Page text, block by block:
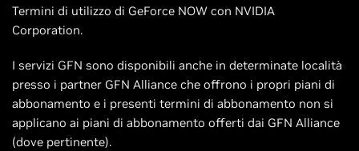
Termini di utilizzo di GeForce NOW con NVIDIA
Corporation.
I servizi GFN sono disponibili anche in determinate località
presso i partner GFN Alliance che offrono i propri piani di
abbonamento e i presenti termini di abbonamento non si
applicano ai piani di abbonamento offerti dai GFN Alliance
(dove pertinente).